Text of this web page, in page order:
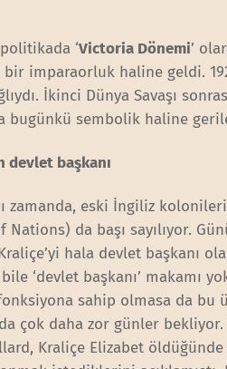
‘Victoria Dönemi’
bir imparaorluk haline geldi.
İkinci Dünya Savaşı
bugünkü sembolik haline
devlet başkanı
zamanda, eski İngiliz
da başı sayılıyor.
hala devlet başkanı
‘devlet başkanı’ makamı
sahip olmasa da bu
çok daha zor günler
Kraliçe Elizabet